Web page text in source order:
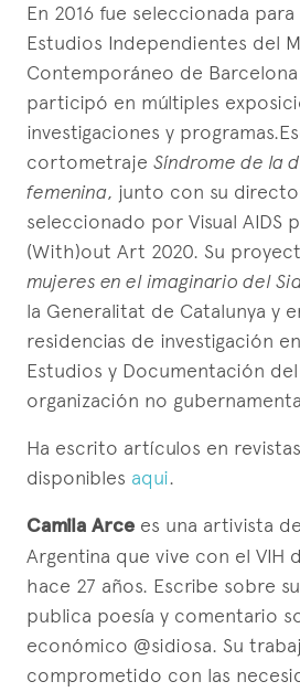
En 2016 fue seleccionada
Estudios Independientes del
Contemporáneo de Barcelona
participó en múltiples
investigaciones y
cortometraje Síndrome de la
femenina, junto con su
seleccionado por Visual AIDS
(With)out Art 2020. Su
mujeres en el imaginario del
la Generalitat de Catalunya y
residencias de investigación
Estudios y Documentación del
organización no
Ha escrito artículos en
disponibles aqui.
Camila Arce es una artivista
Argentina que vive con el VIH
hace 27 años. Escribe sobre
publica poesía y comentario
económico @sidiosa. Su
comprometido con las